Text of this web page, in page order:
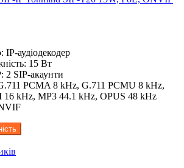
аудіодекодер
15 Вт
2 SIP-акаунти
PCMA 8 kHz, G.711 PCMU 8 kHz,
16 kHz, MP3 44.1 kHz, OPUS 48 kHz